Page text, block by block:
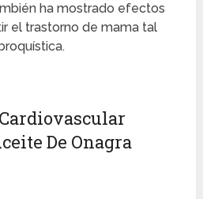
ha mostrado efectos
el trastorno de mama tal
De Onagra